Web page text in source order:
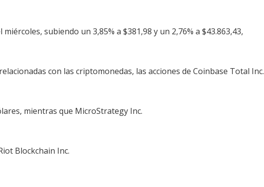
subiendo un 3,85% a $381,98 y un 2,76% a $43.863,43,
con las criptomonedas, las acciones de Coinbase Total Inc.
mientras que MicroStrategy Inc.
Blockchain Inc.